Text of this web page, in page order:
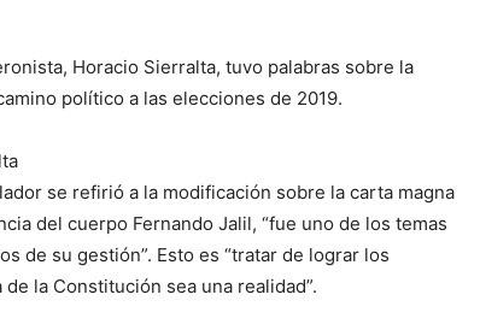
Horacio Sierralta, tuvo palabras sobre la
político a las elecciones de 2019.
se refirió a la modificación sobre la carta magna
del cuerpo Fernando Jalil, “fue uno de los temas
de su gestión”. Esto es “tratar de lograr los
la Constitución sea una realidad”.